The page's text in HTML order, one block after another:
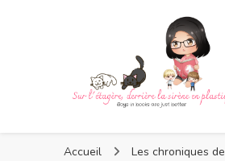
Sur l'étagère,
Accueil Les chroniques